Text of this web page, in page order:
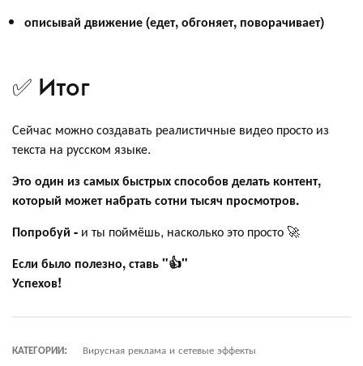
описывай движение (едет, обгоняет, поворачивает)
✅ Итог
Сейчас можно создавать реалистичные видео просто из
текста на русском языке.
Это один из самых быстрых способов делать контент,
который может набрать сотни тысяч просмотров.
Попробуй - и ты поймёшь, насколько это просто 🚀
Если было полезно, ставь "👍"
Успехов!
КАТЕГОРИИ:
Вирусная реклама и сетевые эффекты